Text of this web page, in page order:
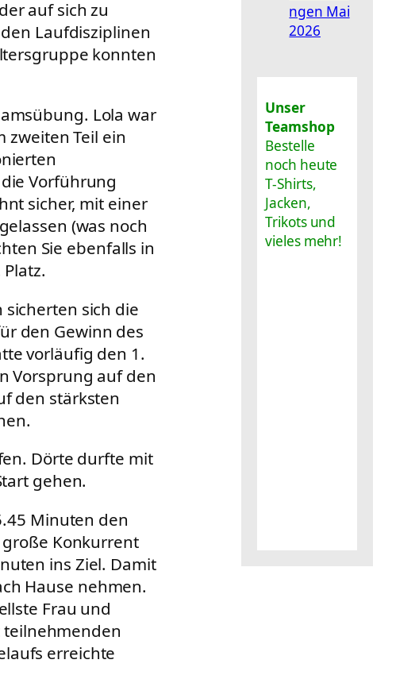
auf sich zu
Laufdisziplinen
konnten
Lola war
zweiten Teil ein
Vorführung
sicher, mit einer
(was noch
Sie ebenfalls in
sich die
den Gewinn des
vorläufig den 1.
Vorsprung auf den
den stärksten
Dörte durfte mit
gehen.
Minuten den
Konkurrent
ins Ziel. Damit
Hause nehmen.
Frau und
teilnehmenden
erreichte
ngen Mai
2026
Unser
Teamshop
Bestelle
noch heute
T-Shirts,
Jacken,
Trikots und
vieles mehr!